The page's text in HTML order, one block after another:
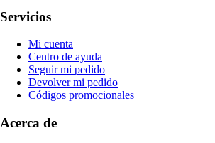
Servicios
Mi cuenta
Centro de ayuda
Seguir mi pedido
Devolver mi pedido
Códigos promocionales
Acerca de